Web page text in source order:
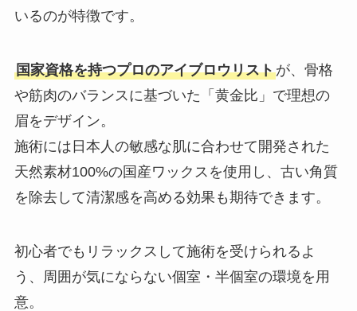
いるのが特徴です。
国家資格を持つプロのアイブロウリストが、骨格
や筋肉のバランスに基づいた「黄金比」で理想の
眉をデザイン。
施術には日本人の敏感な肌に合わせて開発された
天然素材100%の国産ワックスを使用し、古い角質
を除去して清潔感を高める効果も期待できます。
初心者でもリラックスして施術を受けられるよ
う、周囲が気にならない個室・半個室の環境を用
意。